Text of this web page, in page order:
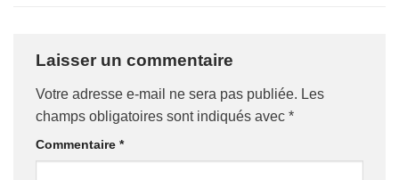
Laisser un commentaire
Votre adresse e-mail ne sera pas publiée. Les
champs obligatoires sont indiqués avec *
Commentaire *